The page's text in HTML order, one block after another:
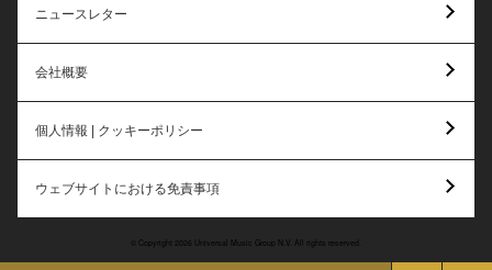
ニュースレター
会社概要
個人情報 | クッキーポリシー
ウェブサイトにおける免責事項
© Copyright 2026 Universal Music Group N.V. All rights reserved.